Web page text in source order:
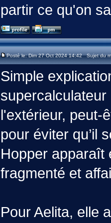
partir ce qu'on
Posté le: Dim 27 Oct 2024 14:42 Sujet du
Simple
l'extérieur, peut-
pour éviter qu’il
Hopper apparaît
fragmenté et
Pour Aelita, elle